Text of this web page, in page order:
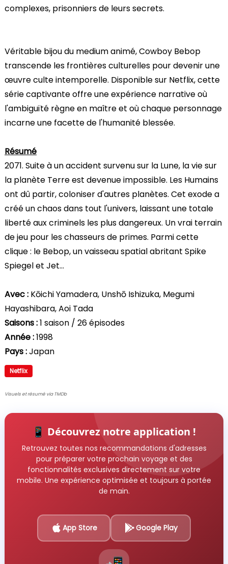
complexes, prisonniers de leurs secrets.
Véritable bijou du medium animé, Cowboy Bebop
transcende les frontières culturelles pour devenir une
œuvre culte intemporelle. Disponible sur Netflix, cette
série captivante offre une expérience narrative où
l'ambiguïté règne en maître et où chaque personnage
incarne une facette de l'humanité blessée.
Résumé
2071. Suite à un accident survenu sur la Lune, la vie sur
la planète Terre est devenue impossible. Les Humains
ont dû partir, coloniser d'autres planètes. Cet exode a
créé un chaos dans tout l'univers, laissant une totale
liberté aux criminels les plus dangereux. Un vrai terrain
de jeu pour les chasseurs de primes. Parmi cette
clique : le Bebop, un vaisseau spatial abritant Spike
Spiegel et Jet...
Avec : Kōichi Yamadera, Unshō Ishizuka, Megumi
Hayashibara, Aoi Tada
Saisons :1 saison / 26 épisodes
Année :1998
Pays :Japan
Netflix
Visuels et résumé via TMDb
📱 Découvrez notre application !
Retrouvez toutes nos recommandations d'adresses
pour préparer votre prochain voyage et des
fonctionnalités exclusives directement sur votre
mobile. Une expérience optimisée et toujours à portée
de main.
App Store Google Play